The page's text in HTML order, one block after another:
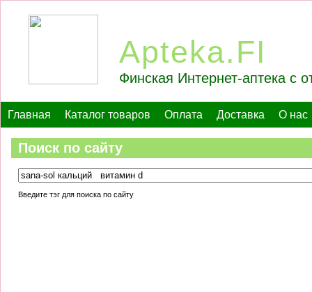
Apteka.FI
Финская Интернет-аптека с
Главная Каталог товаров Оплата Доставка О нас
Поиск по сайту
Введите тэг для поиска по сайту